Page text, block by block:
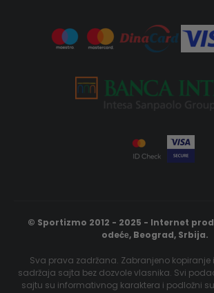
© Sportizmo 2012 - 2025 - Internet
odećе, Beograd, Srbija.
Sva prava zadržana. Zabranjeno
sadržaja sajta bez dozvole vlasnika. Svi
sajtu su informativnog karaktera i podložni